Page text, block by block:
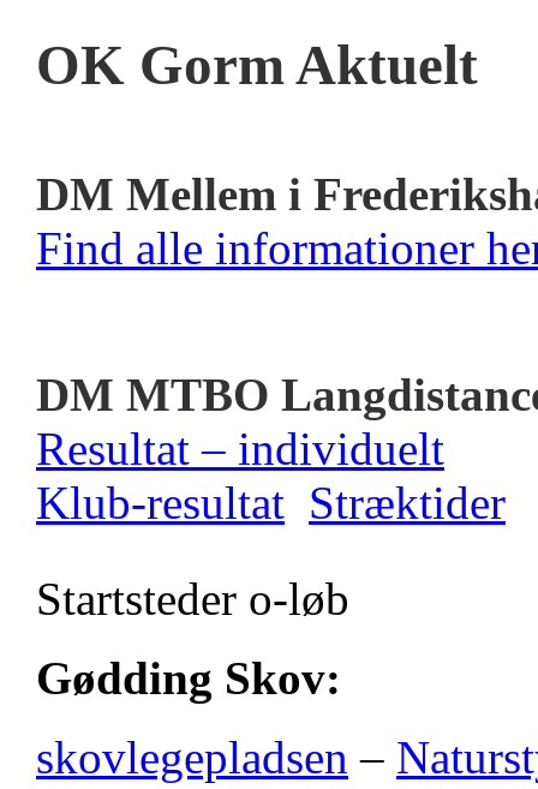
OK Gorm Aktuelt
DM Mellem i
Find alle informationer
DM MTBO
Resultat – individuelt
Klub-resultat Stræktider
Startsteder o-løb
Gødding Skov:
skovlegepladsen –